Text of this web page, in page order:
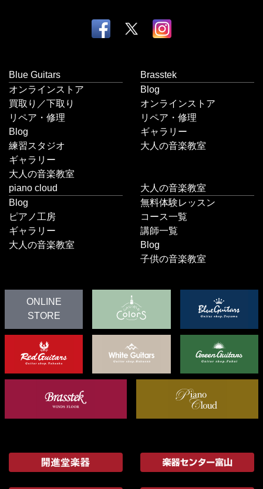
Blue Guitars
オンラインストア
買取り／下取り
リペア・修理
Blog
練習スタジオ
ギャラリー
大人の音楽教室
Brasstek
Blog
オンラインストア
リペア・修理
ギャラリー
大人の音楽教室
piano cloud
Blog
ピアノ工房
ギャラリー
大人の音楽教室
大人の音楽教室
無料体験レッスン
コース一覧
講師一覧
Blog
子供の音楽教室
ONLINE
STORE